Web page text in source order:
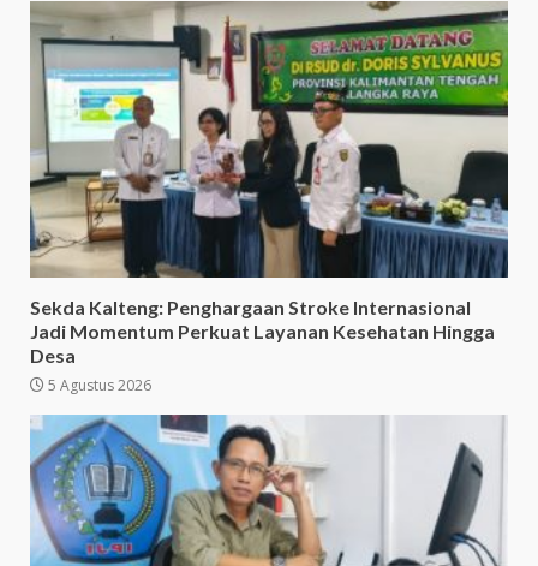
Sekda Kalteng: Penghargaan Stroke Internasional
Jadi Momentum Perkuat Layanan Kesehatan Hingga
Desa
5 Agustus 2026